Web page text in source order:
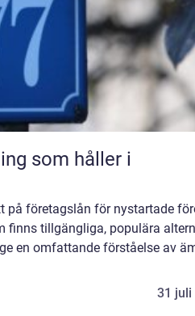
på företagslån för nystartade
finns tillgängliga, populära
en omfattande förståelse av
31 juli